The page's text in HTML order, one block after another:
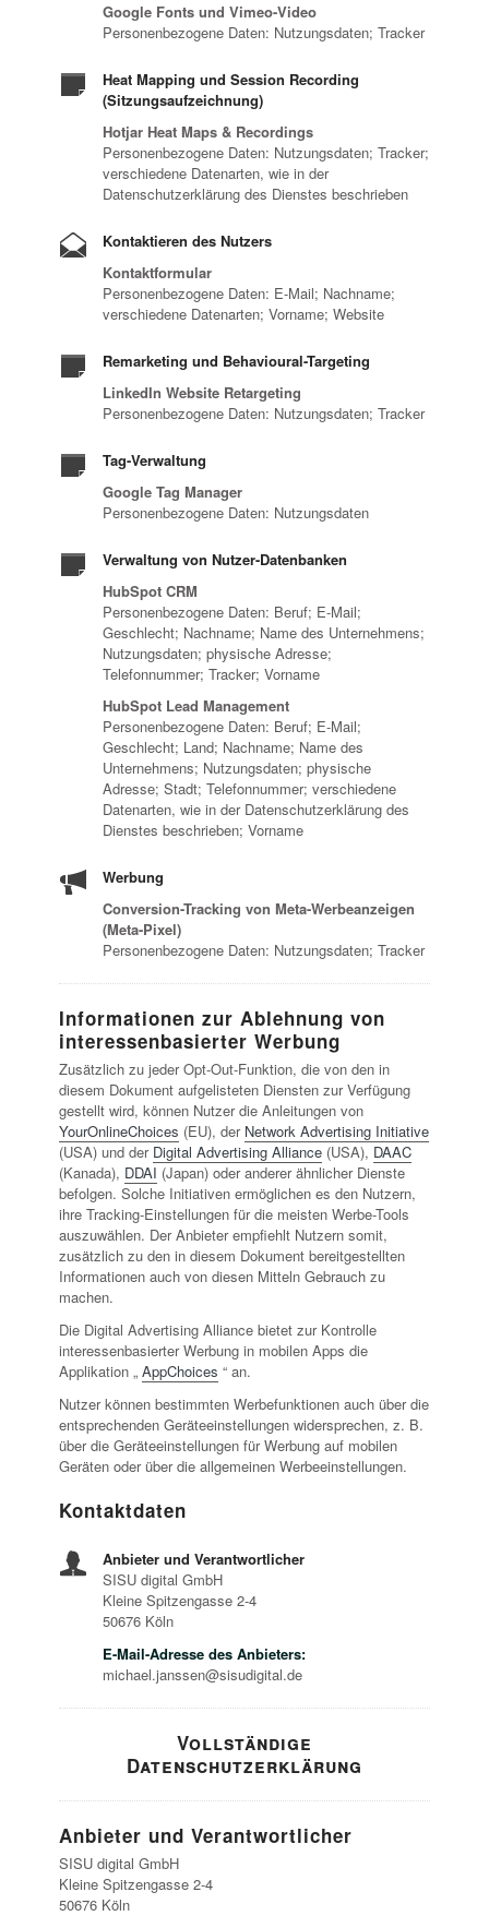
Google Fonts und Vimeo-Video
Personenbezogene Daten: Nutzungsdaten; Tracker
Heat Mapping und Session Recording
(Sitzungsaufzeichnung)
Hotjar Heat Maps & Recordings
Personenbezogene Daten: Nutzungsdaten; Tracker;
verschiedene Datenarten, wie in der
Datenschutzerklärung des Dienstes beschrieben
Kontaktieren des Nutzers
Kontaktformular
Personenbezogene Daten: E-Mail; Nachname;
verschiedene Datenarten; Vorname; Website
Remarketing und Behavioural-Targeting
LinkedIn Website Retargeting
Personenbezogene Daten: Nutzungsdaten; Tracker
Tag-Verwaltung
Google Tag Manager
Personenbezogene Daten: Nutzungsdaten
Verwaltung von Nutzer-Datenbanken
HubSpot CRM
Personenbezogene Daten: Beruf; E-Mail;
Geschlecht; Nachname; Name des Unternehmens;
Nutzungsdaten; physische Adresse;
Telefonnummer; Tracker; Vorname
HubSpot Lead Management
Personenbezogene Daten: Beruf; E-Mail;
Geschlecht; Land; Nachname; Name des
Unternehmens; Nutzungsdaten; physische
Adresse; Stadt; Telefonnummer; verschiedene
Datenarten, wie in der Datenschutzerklärung des
Dienstes beschrieben; Vorname
Werbung
Conversion-Tracking von Meta-Werbeanzeigen
(Meta-Pixel)
Personenbezogene Daten: Nutzungsdaten; Tracker
Informationen zur Ablehnung von
interessenbasierter Werbung
Zusätzlich zu jeder Opt-Out-Funktion, die von den in
diesem Dokument aufgelisteten Diensten zur Verfügung
gestellt wird, können Nutzer die Anleitungen von
YourOnlineChoices (EU), der Network Advertising Initiative
(USA) und der Digital Advertising Alliance(USA), DAAC
(Kanada), DDAI (Japan) oder anderer ähnlicher Dienste
befolgen. Solche Initiativen ermöglichen es den Nutzern,
ihre Tracking-Einstellungen für die meisten Werbe-Tools
auszuwählen. Der Anbieter empfiehlt Nutzern somit,
zusätzlich zu den in diesem Dokument bereitgestellten
Informationen auch von diesen Mitteln Gebrauch zu
machen.
Die Digital Advertising Alliance bietet zur Kontrolle
interessenbasierter Werbung in mobilen Apps die
Applikation „ AppChoices “ an.
Nutzer können bestimmten Werbefunktionen auch über die
entsprechenden Geräteeinstellungen widersprechen, z. B.
über die Geräteeinstellungen für Werbung auf mobilen
Geräten oder über die allgemeinen Werbeeinstellungen.
Kontaktdaten
Anbieter und Verantwortlicher
SISU digital GmbH
Kleine Spitzengasse 2-4
50676 Köln
E-Mail-Adresse des Anbieters:
michael.janssen@sisudigital.de
Vollständige
Datenschutzerklärung
Anbieter und Verantwortlicher
SISU digital GmbH
Kleine Spitzengasse 2-4
50676 Köln